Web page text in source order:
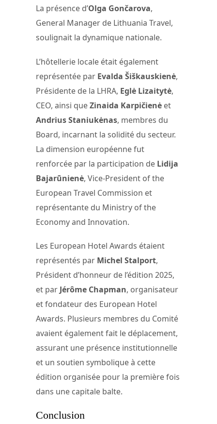
La présence d’Olga Gončarova,
General Manager de Lithuania Travel,
soulignait la dynamique nationale.
L’hôtellerie locale était également
représentée par Evalda Šiškauskienė,
Présidente de la LHRA, Eglė Lizaitytė,
CEO, ainsi queZinaida Karpičienė et
Andrius Staniukėnas, membres du
Board, incarnant la solidité du secteur.
La dimension européenne fut
renforcée par la participation de Lidija
Bajarūnienė, Vice-President of the
European Travel Commission et
représentante du Ministry of the
Economy and Innovation.
Les European Hotel Awards étaient
représentés par Michel Stalport,
Président d’honneur de l’édition 2025,
et par Jérôme Chapman, organisateur
et fondateur des European Hotel
Awards. Plusieurs membres du Comité
avaient également fait le déplacement,
assurant une présence institutionnelle
et un soutien symbolique à cette
édition organisée pour la première fois
dans une capitale balte.
Conclusion